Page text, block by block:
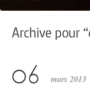
Archive pour
mars 2013